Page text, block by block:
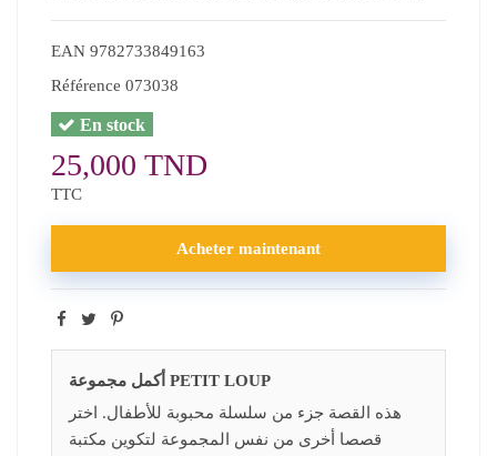
EAN 9782733849163
Référence 073038
En stock
25,000 TND
TTC
Acheter maintenant
أكمل مجموعة PETIT LOUP
هذه القصة جزء من سلسلة محبوبة للأطفال. اختر
قصصا أخرى من نفس المجموعة لتكوين مكتبة